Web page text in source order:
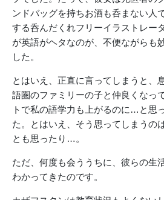
ンドバッグを持ちお酒も呑まない人
する呑んだくれフリーイラストレー
が英語がヘタなのが、不便ながらも
した。
とはいえ、正直に言ってしまうと、
語圏のファミリーの子と仲良くなっ
トで私の語学力も上がるのに…と思
た。とはいえ、そう思ってしまうの
とも思ったり…。
ただ、何度も会ううちに、彼らの生
わかってきたのです。